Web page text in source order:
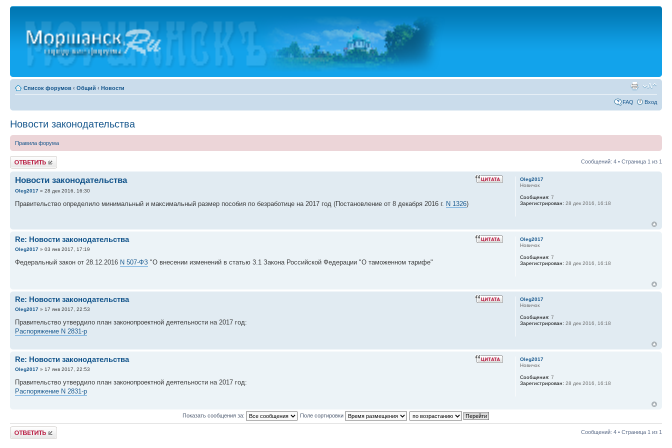
Список форумов ‹ Общий ‹ Новости
FAQ Вход
Новости законодательства
Правила форума
Ответить Сообщений: 4 • Страница 1 из 1
Новости законодательства
Oleg2017 » 28 дек 2016, 16:30
Правительство определило минимальный и максимальный размер пособия по безработице на 2017 год (Постановление от 8 декабря 2016 г. N 1326)
Oleg2017
Новичок
Сообщения: 7
Зарегистрирован: 28 дек 2016, 16:18
Re: Новости законодательства
Oleg2017 » 03 янв 2017, 17:19
Федеральный закон от 28.12.2016 N 507-ФЗ "О внесении изменений в статью 3.1 Закона Российской Федерации "О таможенном тарифе"
Oleg2017
Новичок
Сообщения: 7
Зарегистрирован: 28 дек 2016, 16:18
Re: Новости законодательства
Oleg2017 » 17 янв 2017, 22:53
Правительство утвердило план законопроектной деятельности на 2017 год:
Распоряжение N 2831-р
Oleg2017
Новичок
Сообщения: 7
Зарегистрирован: 28 дек 2016, 16:18
Re: Новости законодательства
Oleg2017 » 17 янв 2017, 22:53
Правительство утвердило план законопроектной деятельности на 2017 год:
Распоряжение N 2831-р
Oleg2017
Новичок
Сообщения: 7
Зарегистрирован: 28 дек 2016, 16:18
Показать сообщения за: Поле сортировки
Ответить Сообщений: 4 • Страница 1 из 1